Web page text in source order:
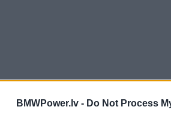
BMWPower.lv - Do Not Process